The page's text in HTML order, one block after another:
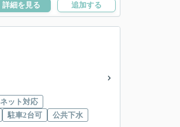
詳細を見る 追加する
ット対応
駐車2台可 公共下水